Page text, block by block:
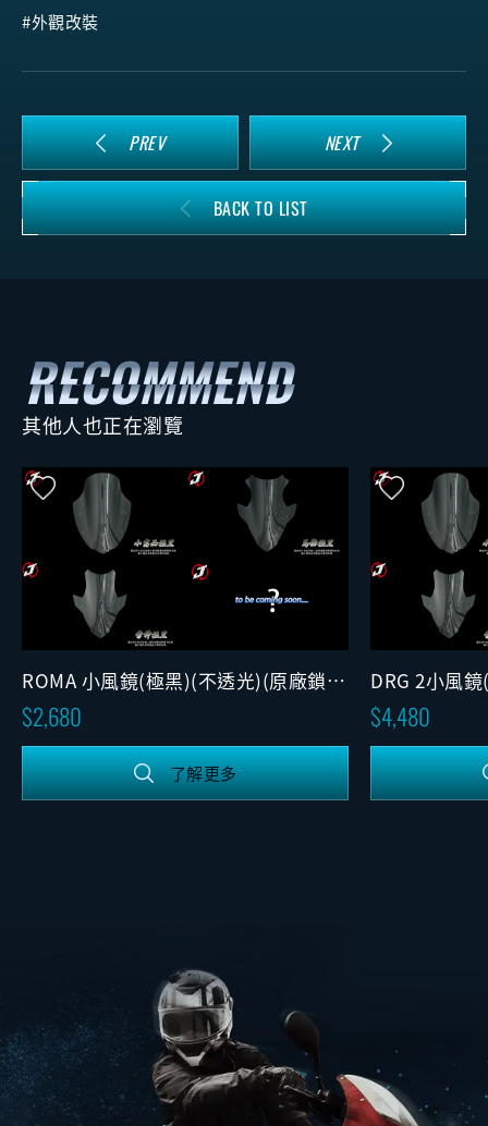
#外觀改裝
PREV NEXT
BACK TO LIST
其他人也正在瀏覽
ROMA 小風鏡(極黑)(不透光)(原廠鎖
點)2,680
了解更多
DRG 2小風
4,480